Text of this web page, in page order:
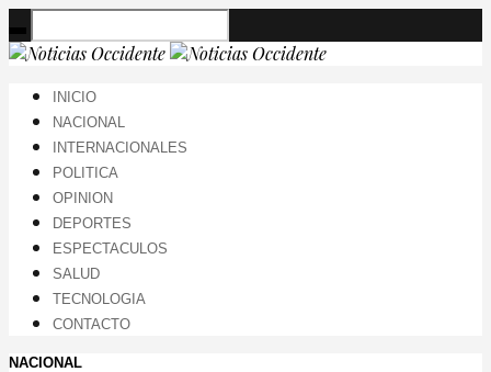
INICIO
NACIONAL
INTERNACIONALES
POLITICA
OPINION
DEPORTES
ESPECTACULOS
SALUD
TECNOLOGIA
CONTACTO
NACIONAL